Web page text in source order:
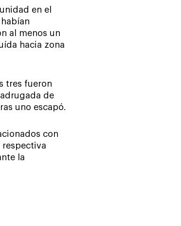
en el
al menos un
hacia zona
tres fueron
de
uno escapó.
con
respectiva
la